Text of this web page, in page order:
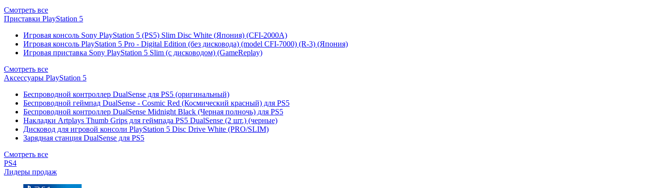
Смотреть все
Приставки PlayStation 5
Игровая консоль Sony PlayStation 5 (PS5) Slim Disc White (Япония) (CFI-2000A)
Игровая консоль PlayStation 5 Pro - Digital Edition (без дисковода) (model CFI-7000) (R-3) (Япония)
Игровая приставка Sony PlayStation 5 Slim (с дисководом) (GameReplay)
Смотреть все
Аксессуары PlayStation 5
Беспроводной контроллер DualSense для PS5 (оригинальный)
Беспроводной геймпад DualSense - Cosmic Red (Космический красный) для PS5
Беспроводной контроллер DualSense Midnight Black (Черная полночь) для PS5
Накладки Artplays Thumb Grips для геймпада PS5 DualSense (2 шт.) (черные)
Дисковод для игровой консоли PlayStation 5 Disc Drive White (PRO/SLIM)
Зарядная станция DualSense для PS5
Смотреть все
PS4
Лидеры продаж